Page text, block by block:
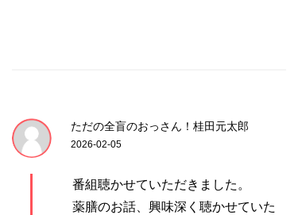
ただの全盲のおっさん！桂田元太郎
2026-02-05
番組聴かせていただきました。
薬膳のお話、興味深く聴かせていた